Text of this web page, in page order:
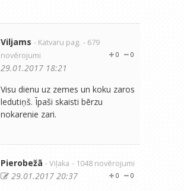
Viljams - Katvaru pag. - 679
novērojumi
0
0
29.01.2017 18:21
Visu dienu uz zemes un koku zaros
ledutiņš. Īpaši skaisti bērzu
nokarenie zari.
Pierobežā - Viļaka - 1048 novērojumi
0
0
29.01.2017 20:37